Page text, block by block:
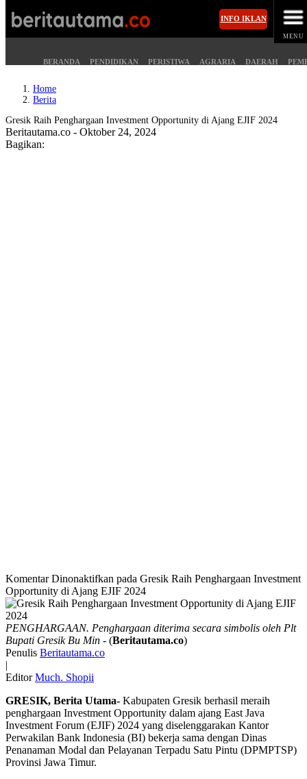
INFO IKLAN
MENU
BERANDA PENDIDIKAN PERISTIWA AGRARIA DAERAH
Home
Berita
Gresik Raih Penghargaan Investment Opportunity di Ajang EJIF 2024
Beritautama.co - Oktober 24, 2024
Bagikan:
Komentar Dinonaktifkan pada Gresik Raih Penghargaan Investment
Opportunity di Ajang EJIF 2024
PENGHARGAAN. Penghargaan diterima secara simbolis oleh Plt
Bupati Gresik Bu Min - (Beritautama.co)
Penulis Beritautama.co
|
Editor Much. Shopii
GRESIK, Berita Utama- Kabupaten Gresik berhasil meraih
penghargaan Investment Opportunity dalam ajang East Java
Investment Forum (EJIF) 2024 yang diselenggarakan Kantor
Perwakilan Bank Indonesia (BI) bekerja sama dengan Dinas
Penanaman Modal dan Pelayanan Terpadu Satu Pintu (DPMPTSP)
Provinsi Jawa Timur.